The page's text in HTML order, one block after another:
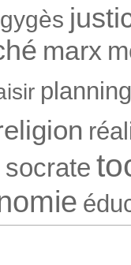
gygès
marx
planning
socrate